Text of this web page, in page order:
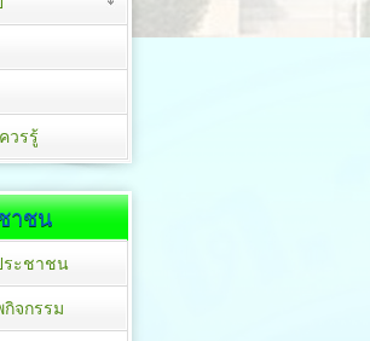
วรรู้
าชน
ระชาชน
จกรรม